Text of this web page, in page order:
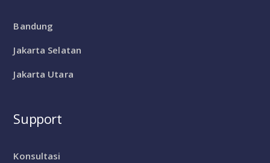
Bandung
Jakarta Selatan
Jakarta Utara
Support
Konsultasi